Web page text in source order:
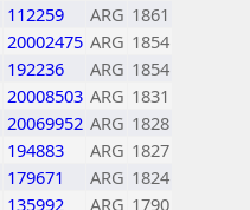
112259 ARG 1861
20002475 ARG 1854
192236 ARG 1854
20008503 ARG 1831
20069952 ARG 1828
194883 ARG 1827
179671 ARG 1824
135992 ARG 1790